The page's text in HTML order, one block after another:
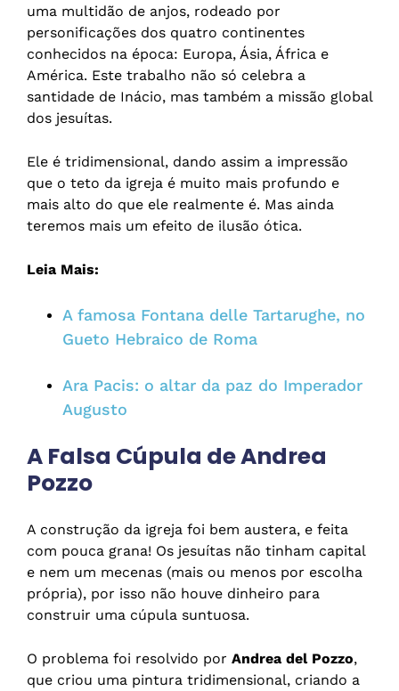
uma multidão de anjos, rodeado por
personificações dos quatro continentes
conhecidos na época: Europa, Ásia, África e
América. Este trabalho não só celebra a
santidade de Inácio, mas também a missão global
dos jesuítas.
Ele é tridimensional, dando assim a impressão
que o teto da igreja é muito mais profundo e
mais alto do que ele realmente é. Mas ainda
teremos mais um efeito de ilusão ótica.
Leia Mais:
A famosa Fontana delle Tartarughe, no
Gueto Hebraico de Roma
Ara Pacis: o altar da paz do Imperador
Augusto
A Falsa Cúpula de Andrea
Pozzo
A construção da igreja foi bem austera, e feita
com pouca grana! Os jesuítas não tinham capital
e nem um mecenas (mais ou menos por escolha
própria), por isso não houve dinheiro para
construir uma cúpula suntuosa.
O problema foi resolvido por Andrea del Pozzo,
que criou uma pintura tridimensional, criando a